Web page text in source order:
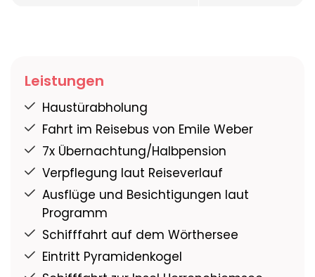
Leistungen
Haustürabholung
Fahrt im Reisebus von Emile Weber
7x Übernachtung/Halbpension
Verpflegung laut Reiseverlauf
Ausflüge und Besichtigungen laut
Programm
Schifffahrt auf dem Wörthersee
Eintritt Pyramidenkogel